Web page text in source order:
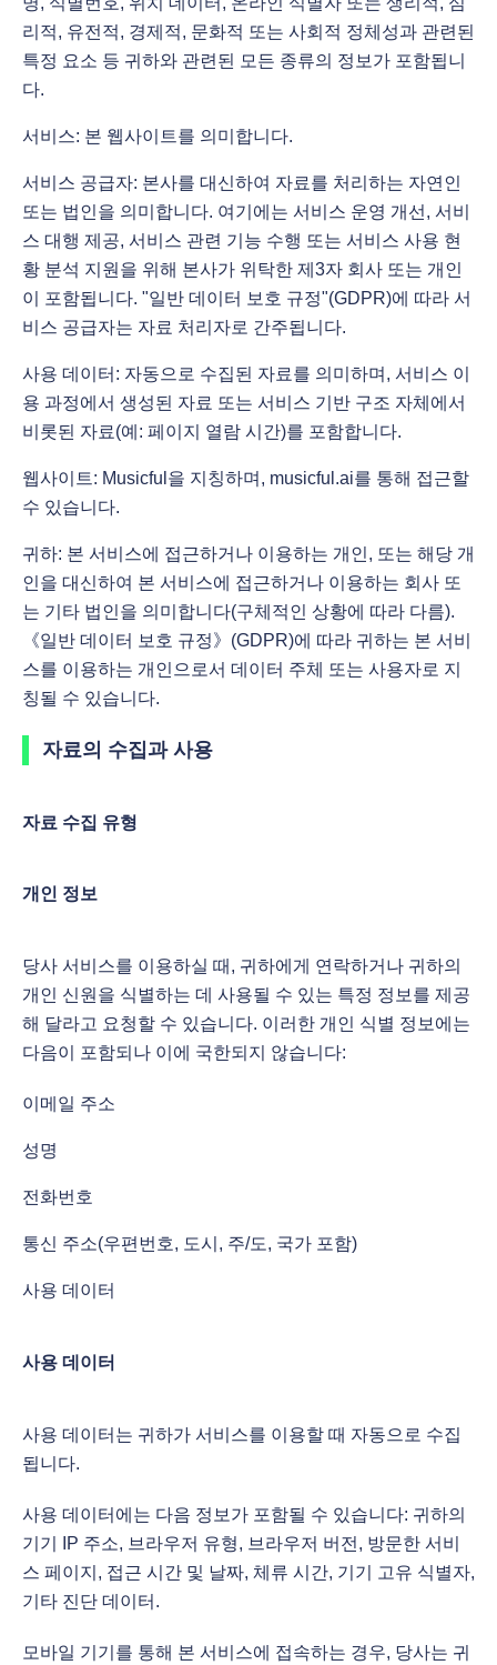
리적, 유전적, 경제적, 문화적 또는 사회적 정체성과 관련된
특정 요소 등 귀하와 관련된 모든 종류의 정보가 포함됩니
다.
서비스: 본 웹사이트를 의미합니다.
서비스 공급자: 본사를 대신하여 자료를 처리하는 자연인
또는 법인을 의미합니다. 여기에는 서비스 운영 개선, 서비
스 대행 제공, 서비스 관련 기능 수행 또는 서비스 사용 현
황 분석 지원을 위해 본사가 위탁한 제3자 회사 또는 개인
이 포함됩니다. "일반 데이터 보호 규정"(GDPR)에 따라 서
비스 공급자는 자료 처리자로 간주됩니다.
사용 데이터: 자동으로 수집된 자료를 의미하며, 서비스 이
용 과정에서 생성된 자료 또는 서비스 기반 구조 자체에서
비롯된 자료(예: 페이지 열람 시간)를 포함합니다.
웹사이트: Musicful을 지칭하며, musicful.ai를 통해 접근할
수 있습니다.
귀하: 본 서비스에 접근하거나 이용하는 개인, 또는 해당 개
인을 대신하여 본 서비스에 접근하거나 이용하는 회사 또
는 기타 법인을 의미합니다(구체적인 상황에 따라 다름).
《일반 데이터 보호 규정》(GDPR)에 따라 귀하는 본 서비
스를 이용하는 개인으로서 데이터 주체 또는 사용자로 지
칭될 수 있습니다.
자료의 수집과 사용
자료 수집 유형
개인 정보
당사 서비스를 이용하실 때, 귀하에게 연락하거나 귀하의
개인 신원을 식별하는 데 사용될 수 있는 특정 정보를 제공
해 달라고 요청할 수 있습니다. 이러한 개인 식별 정보에는
다음이 포함되나 이에 국한되지 않습니다:
이메일 주소
성명
전화번호
통신 주소(우편번호, 도시, 주/도, 국가 포함)
사용 데이터
사용 데이터
사용 데이터는 귀하가 서비스를 이용할 때 자동으로 수집
됩니다.
사용 데이터에는 다음 정보가 포함될 수 있습니다: 귀하의
기기 IP 주소, 브라우저 유형, 브라우저 버전, 방문한 서비
스 페이지, 접근 시간 및 날짜, 체류 시간, 기기 고유 식별자,
기타 진단 데이터.
모바일 기기를 통해 본 서비스에 접속하는 경우, 당사는 귀